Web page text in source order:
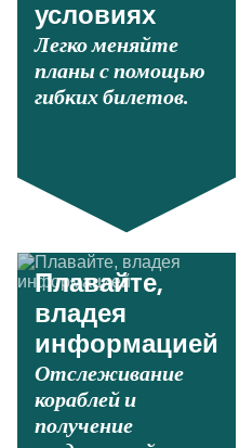
условиях
Легко меняйте
планы с помощью
гибких билетов.
Плавайте,
владея
информацией
Отслеживание
кораблей и
получение